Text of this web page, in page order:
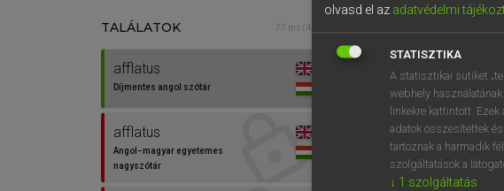
TALÁLATOK 77 ms (4 db)
afflatus
Díjmentes angol szótár
afflatus
Angol−magyar egyetemes
nagyszótár
Díjmentes
afflatus fn (isteni)
⚲ afflatuskeresése
olvasd el az adatvédelmi
STATISZTIKA
A statisztikai sütiket
webhely
linkekre kattintott.
adatok összesítettek
tartoznak a harmadik
szolgáltatások a
↓ 1 szolgáltatás
EN HU DE CN FR ES
0 1 2
q w
a s
í y